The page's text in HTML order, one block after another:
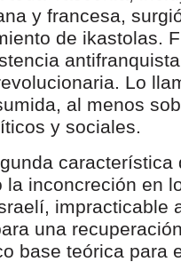
y francesa,
de ikastolas.
Lo
al menos
y sociales.
característica
inconcreción en
impracticable
una
base teórica para